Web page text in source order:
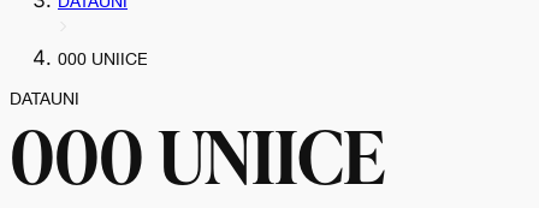
000 UNIICE
DATAUNI
000 UNIICE